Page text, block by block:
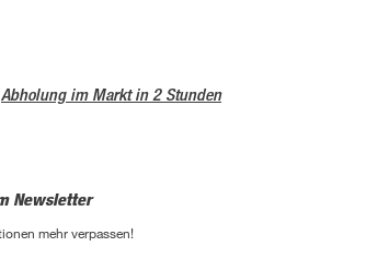
Abholung im Markt in 2 Stunden
Newsletter
mehr verpassen!